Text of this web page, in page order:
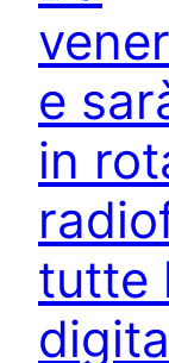
e
in
tutte